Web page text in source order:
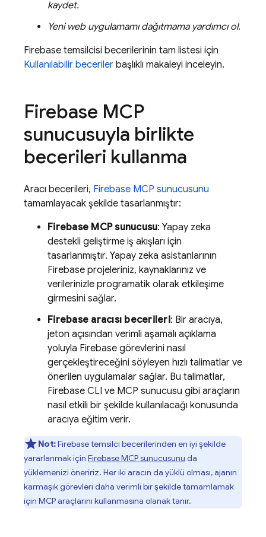
kaydet.
Yeni web uygulamamı dağıtmama yardımcı ol.
Firebase temsilcisi becerilerinin tam listesi için
Kullanılabilir beceriler başlıklı makaleyi inceleyin.
Firebase MCP
sunucusuyla birlikte
becerileri kullanma
Aracı becerileri, Firebase MCP sunucusunu
tamamlayacak şekilde tasarlanmıştır:
Firebase MCP sunucusu: Yapay zeka
destekli geliştirme iş akışları için
tasarlanmıştır. Yapay zeka asistanlarının
Firebase projeleriniz, kaynaklarınız ve
verilerinizle programatik olarak etkileşime
girmesini sağlar.
Firebase aracısı becerileri: Bir aracıya,
jeton açısından verimli aşamalı açıklama
yoluyla Firebase görevlerini nasıl
gerçekleştireceğini söyleyen hızlı talimatlar ve
önerilen uygulamalar sağlar. Bu talimatlar,
Firebase CLI ve MCP sunucusu gibi araçların
nasıl etkili bir şekilde kullanılacağı konusunda
aracıya eğitim verir.
Not:Firebase temsilci becerilerinden en iyi şekilde
yararlanmak için Firebase MCP sunucusunu da
yüklemenizi öneririz. Her iki aracın da yüklü olması, ajanın
karmaşık görevleri daha verimli bir şekilde tamamlamak
için MCP araçlarını kullanmasına olanak tanır.